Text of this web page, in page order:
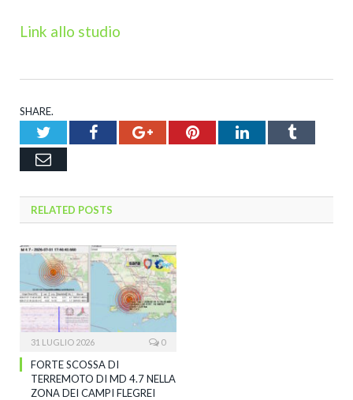
Link allo studio
SHARE.
TwitterFacebookGoogle+PinterestLinkedInTumblr
Email
RELATED POSTS
31 LUGLIO 2026 0
FORTE SCOSSA DI
TERREMOTO DI MD 4.7 NELLA
ZONA DEI CAMPI FLEGREI